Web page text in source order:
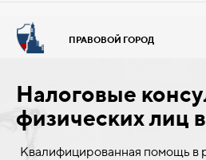
ПРАВОВОЙ ГОРОД
Налоговые
физических лиц
Квалифицированная помощь в